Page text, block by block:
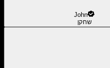
John
שחקן